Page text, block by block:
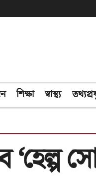
শিক্ষা স্বাস্থ্য